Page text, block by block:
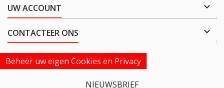
UW ACCOUNT 
CONTACTEER ONS 
Beheer uw eigen Cookies en Privacy
NIEUWSBRIEF